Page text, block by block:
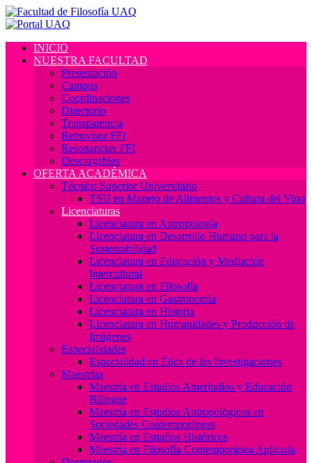
INICIO
NUESTRA FACULTAD
Presentación
Campus
Coordinaciones
Directorio
Transparencia
Retrovisor FFi
Resonancias FFI
Descargables
OFERTA ACADÉMICA
Técnico Superior Universitario
TSU en Manejo de Alimentos y Cultura del Vino
Licenciaturas
Licenciatura en Antropología
Licenciatura en Desarrollo Humano para la
Sustentabilidad
Licenciatura en Educación y Mediación
Intercultural
Licenciatura en Filosofía
Licenciatura en Gastronomía
Licenciatura en Historia
Licenciatura en Humanidades y Producción de
Imágenes
Especialidades
Especialidad en Ética de las Investigaciones
Maestrías
Maestría en Estudios Amerindios y Educación
Bilingüe
Maestría en Estudios Antropológicos en
Sociedades Contemporáneas
Maestría en Estudios Históricos
Maestría en Filosofía Contemporánea Aplicada